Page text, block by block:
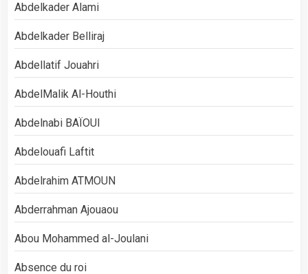
Abdelkader Alami
Abdelkader Belliraj
Abdellatif Jouahri
AbdelMalik Al-Houthi
Abdelnabi BAÏOUI
Abdelouafi Laftit
Abdelrahim ATMOUN
Abderrahman Ajouaou
Abou Mohammed al-Joulani
Absence du roi